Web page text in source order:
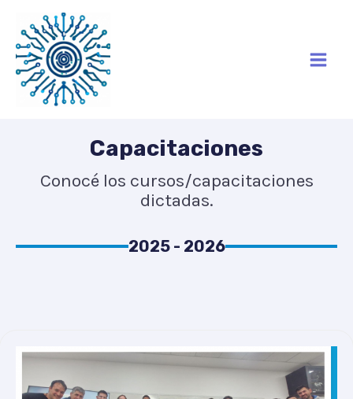
contenido
Capacitaciones
Conocé los cursos/capacitaciones
dictadas.
2025 - 2026